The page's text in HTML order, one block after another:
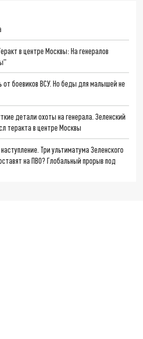
в центре Москвы: На генералов
от боевиков ВСУ. Но беды для малышей не
детали охоты на генерала. Зеленский
теракта в центре Москвы
Три ультиматума Зеленского
на ПВО? Глобальный прорыв под